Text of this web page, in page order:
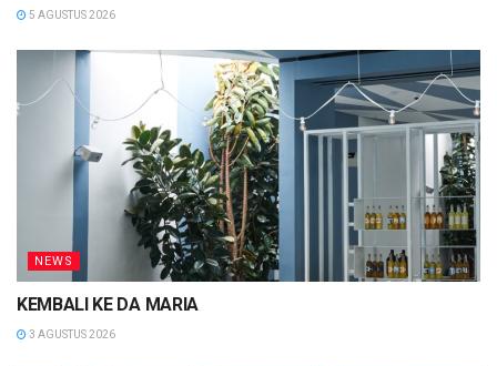
5 AGUSTUS 2026
NEWS
KEMBALI KE DA MARIA
3 AGUSTUS 2026